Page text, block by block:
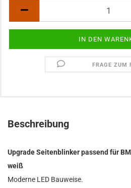
FRAGE ZUM
Beschreibung
Upgrade Seitenblinker passend für
weiß
Moderne LED Bauweise.